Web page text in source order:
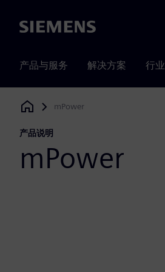
Siemens
产品与服务 解决方案 行业
Siemens Digital Industries Software
mPower
产品说明
mPower